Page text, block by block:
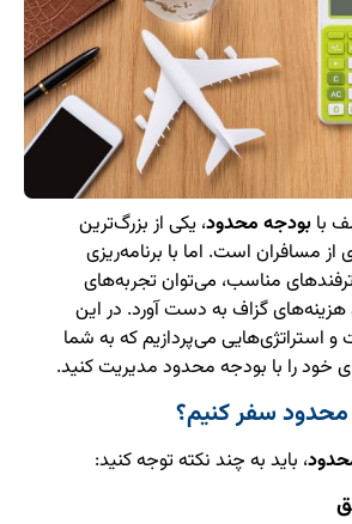
با بودجه محدود، یکی از بزرگ‌ترین
مسافران است. اما با برنامه‌ریزی
مناسب، می‌توان تجربه‌های
هزینه‌های گزاف به دست آورد. در این
و استراتژی‌هایی می‌پردازیم که به شما
را با بودجه محدود مدیریت کنید.
محدود سفر کنیم؟
، باید به چند نکته توجه کنید: